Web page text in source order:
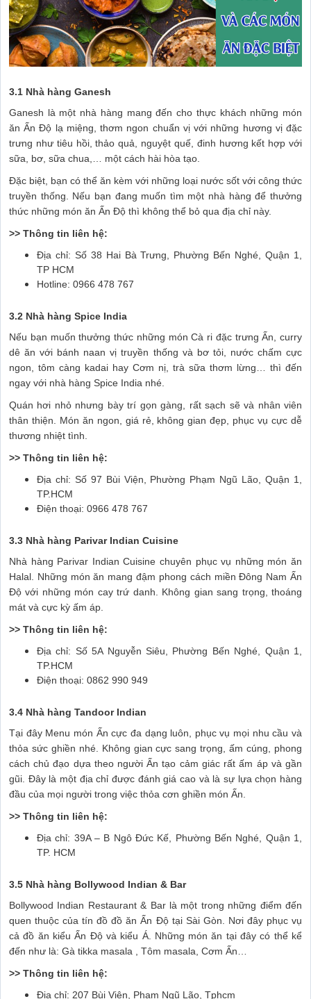
3.1 Nhà hàng Ganesh
Ganesh là một nhà hàng mang đến cho thực khách những món
ăn Ấn Độ lạ miệng, thơm ngon chuẩn vị với những hương vị đặc
trưng như tiêu hồi, thảo quả, nguyệt quế, đinh hương kết hợp với
sữa, bơ, sữa chua,… một cách hài hòa tạo.
Đặc biệt, bạn có thể ăn kèm với những loại nước sốt với công thức
truyền thống. Nếu bạn đang muốn tìm một nhà hàng để thưởng
thức những món ăn Ấn Độ thì không thể bỏ qua địa chỉ này.
>> Thông tin liên hệ:
Địa chỉ: Số 38 Hai Bà Trưng, Phường Bến Nghé, Quận 1,
TP HCM
Hotline: 0966 478 767
3.2 Nhà hàng Spice India
Nếu bạn muốn thưởng thức những món Cà ri đặc trưng Ấn, curry
dê ăn với bánh naan vị truyền thống và bơ tỏi, nước chấm cực
ngon, tôm càng kadai hay Cơm nị, trà sữa thơm lừng… thì đến
ngay với nhà hàng Spice India nhé.
Quán hơi nhỏ nhưng bày trí gọn gàng, rất sạch sẽ và nhân viên
thân thiện. Món ăn ngon, giá rẻ, không gian đẹp, phục vụ cực dễ
thương nhiệt tình.
>> Thông tin liên hệ:
Địa chỉ: Số 97 Bùi Viện, Phường Phạm Ngũ Lão, Quận 1,
TP.HCM
Điện thoại: 0966 478 767
3.3 Nhà hàng Parivar Indian Cuisine
Nhà hàng Parivar Indian Cuisine chuyên phục vụ những món ăn
Halal. Những món ăn mang đậm phong cách miền Đông Nam Ấn
Độ với những món cay trứ danh. Không gian sang trọng, thoáng
mát và cực kỳ ấm áp.
>> Thông tin liên hệ:
Địa chỉ: Số 5A Nguyễn Siêu, Phường Bến Nghé, Quận 1,
TP.HCM
Điện thoại: 0862 990 949
3.4 Nhà hàng Tandoor Indian
Tại đây Menu món Ấn cực đa dạng luôn, phục vụ mọi nhu cầu và
thỏa sức ghiền nhé. Không gian cực sang trọng, ấm cúng, phong
cách chủ đạo dựa theo người Ấn tạo cảm giác rất ấm áp và gần
gũi. Đây là một địa chỉ được đánh giá cao và là sự lựa chọn hàng
đầu của mọi người trong việc thỏa cơn ghiền món Ấn.
>> Thông tin liên hệ:
Địa chỉ: 39A – B Ngô Đức Kế, Phường Bến Nghé, Quận 1,
TP. HCM
3.5 Nhà hàng Bollywood Indian & Bar
Bollywood Indian Restaurant & Bar là một trong những điểm đến
quen thuộc của tín đồ đồ ăn Ấn Độ tại Sài Gòn. Nơi đây phục vụ
cả đồ ăn kiểu Ấn Độ và kiểu Á. Những món ăn tại đây có thể kể
đến như là: Gà tikka masala , Tôm masala, Cơm Ấn…
>> Thông tin liên hệ:
Địa chỉ: 207 Bùi Viện, Phạm Ngũ Lão, Tphcm